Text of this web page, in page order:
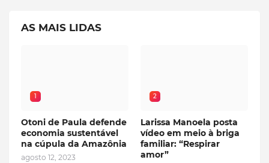
AS MAIS LIDAS
1
Otoni de Paula defende
economia sustentável
na cúpula da Amazônia
agosto 12, 2023
2
Larissa Manoela posta
vídeo em meio à briga
familiar: “Respirar
amor”